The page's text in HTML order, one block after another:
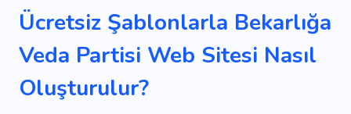
Eğitim
Konferans
Sempozyum
Konser
Salon Gösteri
Yıl Dönümü
Kiralama
Oda Kiralama
Ücretsiz Şablonlarla Bekarlığa
Veda Partisi Web Sitesi Nasıl
Oluşturulur?